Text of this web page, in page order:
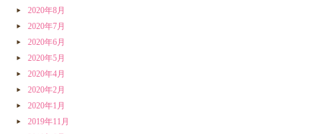
2020年8月
2020年7月
2020年6月
2020年5月
2020年4月
2020年2月
2020年1月
2019年11月